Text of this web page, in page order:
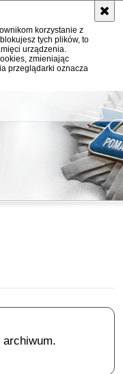
korzystanie z
tych plików, to
urządzenia.
zmieniając
przeglądarki oznacza
archiwum.